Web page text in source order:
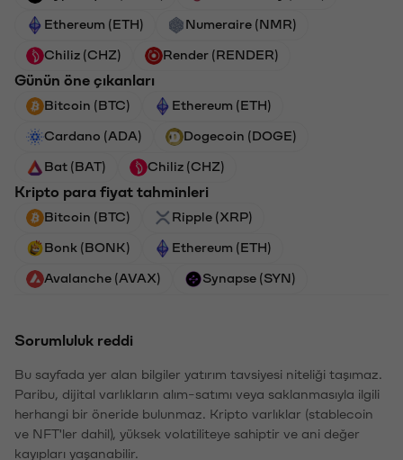
Ethereum (ETH) Numeraire (NMR)
Chiliz (CHZ) Render (RENDER)
Günün öne çıkanları
Bitcoin (BTC) Ethereum (ETH)
Cardano (ADA) Dogecoin (DOGE)
Bat (BAT) Chiliz (CHZ)
Kripto para fiyat tahminleri
Bitcoin (BTC) Ripple (XRP)
Bonk (BONK) Ethereum (ETH)
Avalanche (AVAX) Synapse (SYN)
Sorumluluk reddi
Bu sayfada yer alan bilgiler yatırım tavsiyesi niteliği taşımaz.
Paribu, dijital varlıkların alım-satımı veya saklanmasıyla ilgili
herhangi bir öneride bulunmaz. Kripto varlıklar (stablecoin
ve NFT'ler dahil), yüksek volatiliteye sahiptir ve ani değer
kayıpları yaşanabilir.